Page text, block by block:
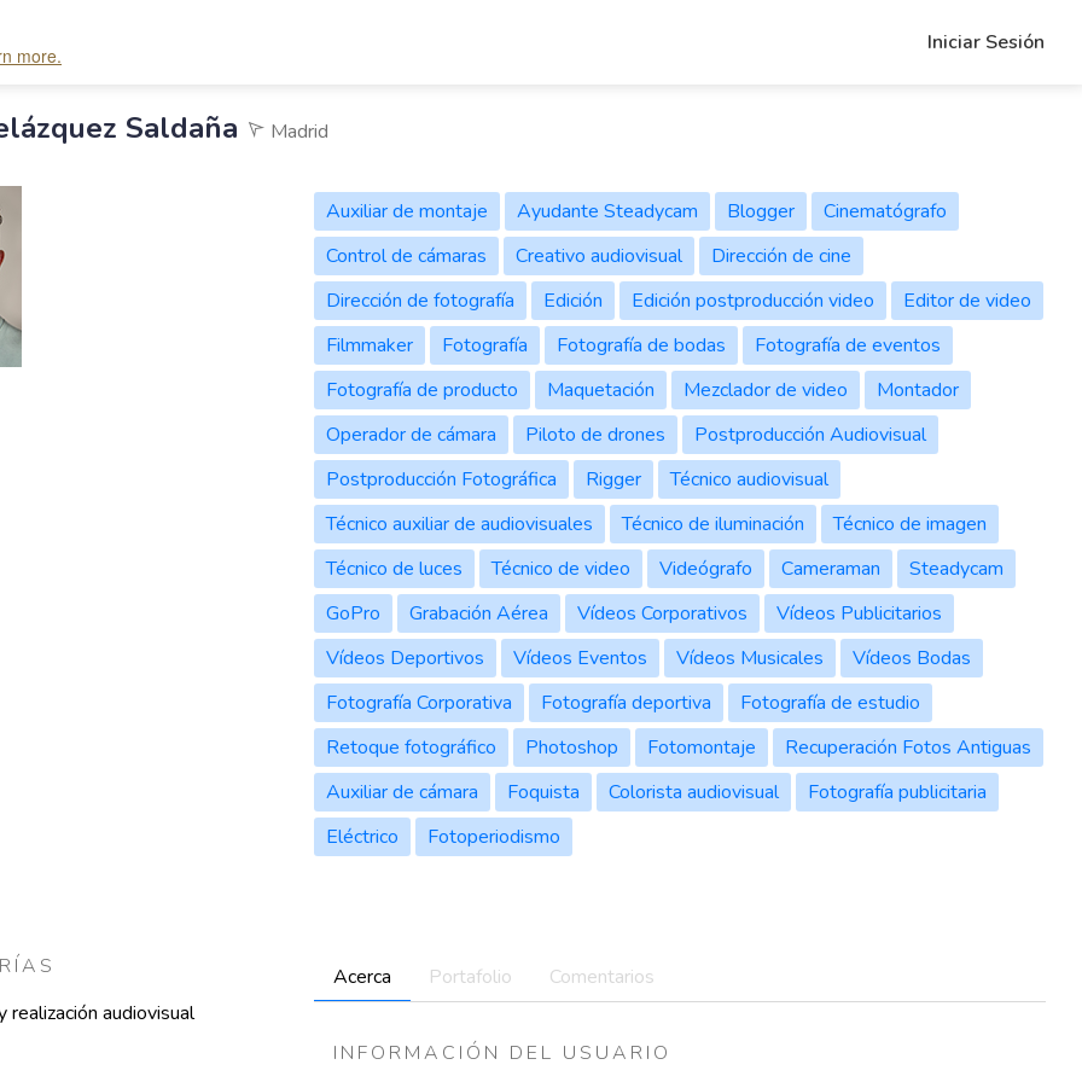
Iniciar Sesión
Saldaña Madrid
Auxiliar de montaje Ayudante Steadycam Blogger
Cinematógrafo
Control de cámaras
Creativo audiovisual
Dirección de cine
Dirección de fotografía
Edición Edición postproducción video
Editor de video
Filmmaker
Fotografía Fotografía de bodas
Fotografía de eventos
Fotografía de producto
Maquetación Mezclador de video
Montador
Operador de cámara
Piloto de drones
Postproducción Audiovisual
Postproducción Fotográfica
Rigger
Técnico audiovisual
Técnico auxiliar de audiovisuales
Técnico de iluminación
Técnico de imagen
Técnico de luces
Técnico de video Videógrafo Cameraman
Steadycam
GoPro
Grabación Aérea Vídeos Corporativos
Vídeos Publicitarios
Vídeos Deportivos
Vídeos Eventos Vídeos Musicales
Vídeos Bodas
Fotografía Corporativa
Fotografía deportiva
Fotografía de estudio
Retoque fotográfico
Photoshop Fotomontaje
Recuperación Fotos Antiguas
Auxiliar de cámara
Foquista Colorista audiovisual
Fotografía publicitaria
Eléctrico
Fotoperiodismo
realización audiovisual
Acerca Portafolio Comentarios
INFORMACIÓN DEL USUARIO
more.
span> <span style="display: block"><strong style="font-weight: bold">Please alert the admin</strong> to check the current